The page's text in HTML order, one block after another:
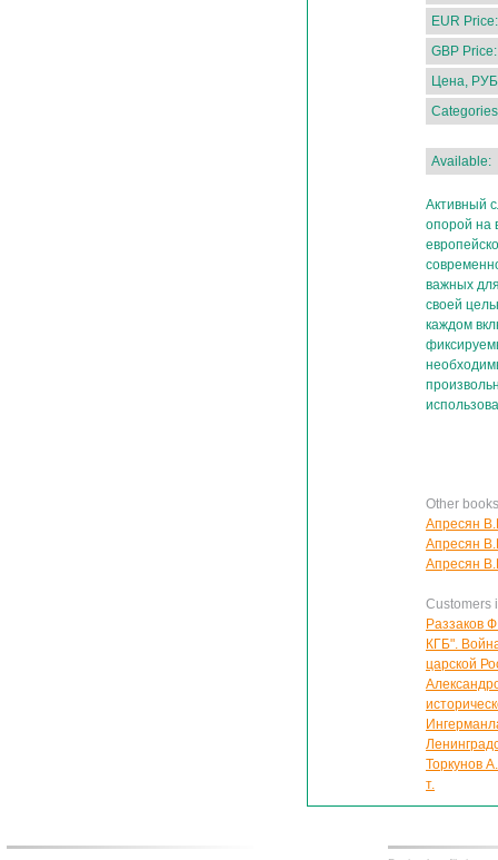
EUR Price:
GBP Price:
Цена,
Available:
Активный
опорой на
важных
своей
каждом
Other
Апресян
Апресян
Апресян
Customers
Раззаков
КГБ".
царской
Торкунов
т.